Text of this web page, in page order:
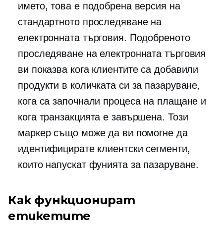
името, това е подобрена версия на
стандартното проследяване на
електронната търговия. Подобреното
проследяване на електронната търговия
ви показва кога клиентите са добавили
продукти в количката си за пазаруване,
кога са започнали процеса на плащане и
кога транзакцията е завършена. Този
маркер също може да ви помогне да
идентифицирате клиентски сегменти,
които напускат фунията за пазаруване.
Как функционират
етикетите